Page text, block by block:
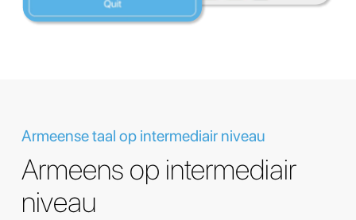
Armeense taal op intermediair niveau
Armeens op intermediair
niveau